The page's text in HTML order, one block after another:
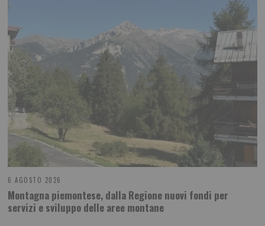
6 AGOSTO 2026
Montagna piemontese, dalla Regione nuovi fondi per
servizi e sviluppo delle aree montane